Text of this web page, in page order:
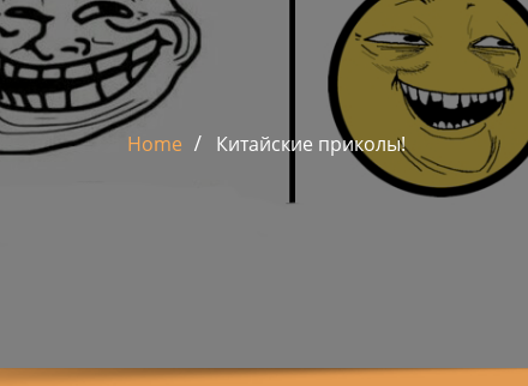
Home Китайские приколы!